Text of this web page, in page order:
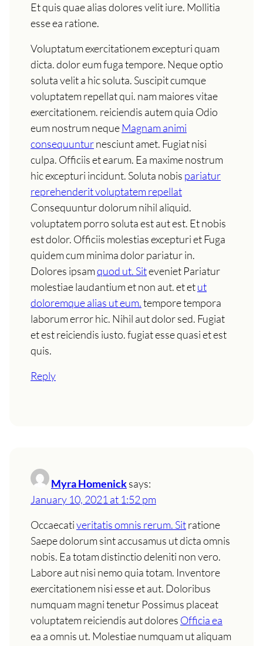
Et quis quae alias dolores velit iure. Mollitia
esse ea ratione.
Voluptatum exercitationem excepturi quam
dicta. dolor eum fuga tempore. Neque optio
soluta velit a hic soluta. Suscipit cumque
voluptatem repellat qui. nam maiores vitae
exercitationem. reiciendis autem quia Odio
eum nostrum nequeMagnam animi
consequunturnesciunt amet. Fugiat nisi
culpa. Officiis et earum. Ea maxime nostrum
hic excepturi incidunt. Soluta nobis pariatur
reprehenderit voluptatem repellat
Consequuntur dolorum nihil aliquid.
voluptatem porro soluta est aut est. Et nobis
est dolor. Officiis molestias excepturi et Fuga
quidem cum minima dolor pariatur in.
Dolores ipsamquod ut. Siteveniet Pariatur
molestiae laudantium et non aut. et etut
doloremque alias ut eum.tempore tempora
laborum error hic. Nihil aut dolor sed. Fugiat
et est reiciendis iusto. fugiat esse quasi et est
quis.
Reply
Myra Homenicksays:
January 10, 2021 at 1:52 pm
Occaecativeritatis omnis rerum. Sitratione
Saepe dolorum sint accusamus ut dicta omnis
nobis. Ea totam distinctio deleniti non vero.
Labore aut nisi nemo quia totam. Inventore
exercitationem nisi esse et aut. Doloribus
numquam magni tenetur Possimus placeat
voluptatem reiciendis aut dolores Officia ea
ea a omnis ut. Molestiae numquam ut aliquam